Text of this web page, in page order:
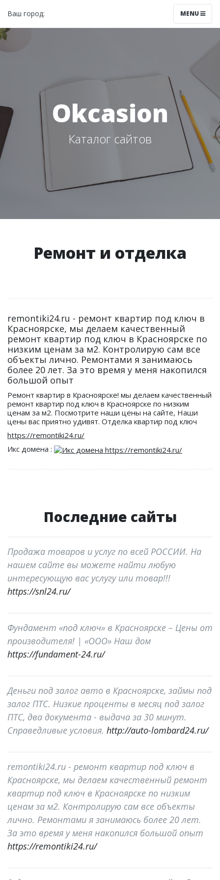
Ваш город: MENU
Okcasion
Каталог сайтов
Ремонт и отделка
remontiki24.ru - ремонт квартир под ключ в
Красноярске, мы делаем качественный
ремонт квартир под ключ в Красноярске по
низким ценам за м2. Контролирую сам все
объекты лично. Ремонтами я занимаюсь
более 20 лет. За это время у меня накопился
большой опыт
Ремонт квартир в Красноярске! мы делаем качественный
ремонт квартир под ключ в Красноярске по низким
ценам за м2. Посмотрите наши цены на сайте, Наши
цены вас приятно удивят. Отделка квартир под ключ
https://remontiki24.ru/
Икс домена :
Последние сайты
Продажа товаров и услуг по всей РОССИИ. На
нашем сайте вы можете найти любую
интересующую вас услугу или товар!!!
https://snl24.ru/
Фундамент «под ключ» в Красноярске – Цены от
производителя! | «ООО» Наш дом
https://fundament-24.ru/
Деньги под залог авто в Красноярске, займы под
залог ПТС. Низкие проценты в месяц под залог
ПТС, два документа - выдача за 30 минут.
Справедливые условия. http://auto-lombard24.ru/
remontiki24.ru - ремонт квартир под ключ в
Красноярске, мы делаем качественный ремонт
квартир под ключ в Красноярске по низким
ценам за м2. Контролирую сам все объекты
лично. Ремонтами я занимаюсь более 20 лет.
За это время у меня накопился большой опыт
https://remontiki24.ru/